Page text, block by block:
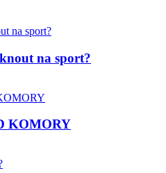
na sport?
KOMORY